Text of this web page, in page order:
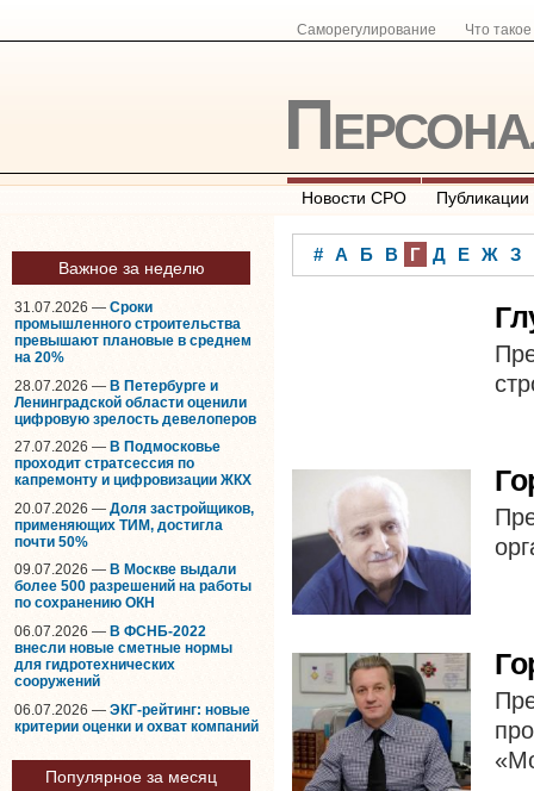
Саморегулирование Что
Новости СРО Публикации
Важное за неделю
31.07.2026 — Сроки
промышленного строительства
превышают плановые в среднем
на 20%
28.07.2026 — В Петербурге и
Ленинградской области оценили
цифровую зрелость девелоперов
27.07.2026 — В Подмосковье
проходит стратсессия по
капремонту и цифровизации ЖКХ
20.07.2026 — Доля застройщиков,
применяющих ТИМ, достигла
почти 50%
09.07.2026 — В Москве выдали
более 500 разрешений на работы
по сохранению ОКН
06.07.2026 — В ФСНБ-2022
внесли новые сметные нормы
для гидротехнических
сооружений
06.07.2026 — ЭКГ-рейтинг: новые
критерии оценки и охват компаний
Популярное за месяц
# А Б В Г Д Е Ж З